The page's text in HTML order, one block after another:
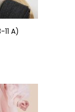
A)